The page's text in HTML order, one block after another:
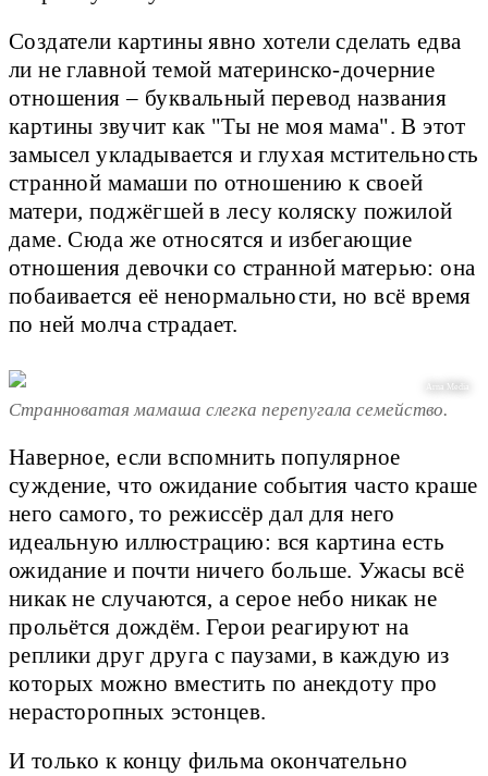
Создатели картины явно хотели сделать едва
ли не главной темой материнско-дочерние
отношения – буквальный перевод названия
картины звучит как "Ты не моя мама". В этот
замысел укладывается и глухая мстительность
странной мамаши по отношению к своей
матери, поджёгшей в лесу коляску пожилой
даме. Сюда же относятся и избегающие
отношения девочки со странной матерью: она
побаивается её ненормальности, но всё время
по ней молча страдает.
Arna Media
Странноватая мамаша слегка перепугала семейство.
Наверное, если вспомнить популярное
суждение, что ожидание события часто краше
него самого, то режиссёр дал для него
идеальную иллюстрацию: вся картина есть
ожидание и почти ничего больше. Ужасы всё
никак не случаются, а серое небо никак не
прольётся дождём. Герои реагируют на
реплики друг друга с паузами, в каждую из
которых можно вместить по анекдоту про
нерасторопных эстонцев.
И только к концу фильма окончательно